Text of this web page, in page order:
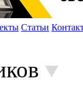
Статьи